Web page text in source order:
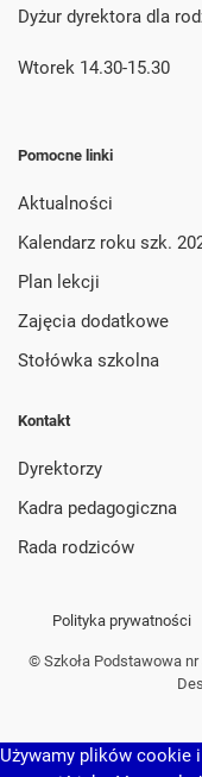
Dyżur dyrektora dla
Wtorek 14.30-15.30
Pomocne linki
Aktualności
Kalendarz roku szk.
Plan lekcji
Zajęcia dodatkowe
Stołówka szkolna
Kontakt
Dyrektorzy
Kadra pedagogiczna
Rada rodziców
Polityka prywatności
© Szkoła Podstawowa
Używamy plików cookie